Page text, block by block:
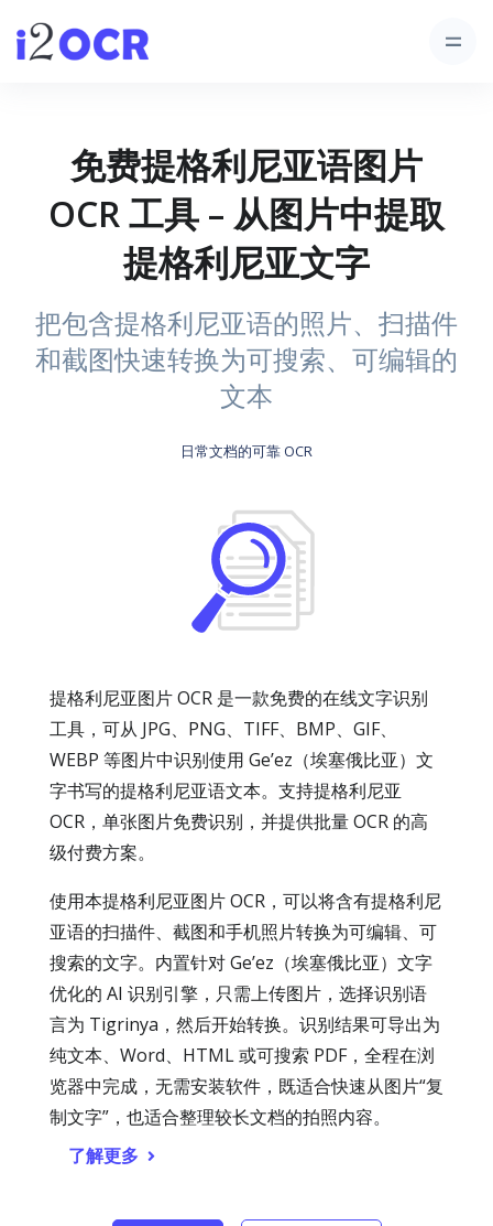
免费提格利尼亚语图片
OCR 工具 – 从图片中提取
提格利尼亚文字
把包含提格利尼亚语的照片、扫描件
和截图快速转换为可搜索、可编辑的
文本
日常文档的可靠 OCR
提格利尼亚图片 OCR 是一款免费的在线文字识别
工具，可从 JPG、PNG、TIFF、BMP、GIF、
WEBP 等图片中识别使用 Geʼez（埃塞俄比亚）文
字书写的提格利尼亚语文本。支持提格利尼亚
OCR，单张图片免费识别，并提供批量 OCR 的高
级付费方案。
使用本提格利尼亚图片 OCR，可以将含有提格利尼
亚语的扫描件、截图和手机照片转换为可编辑、可
搜索的文字。内置针对 Geʼez（埃塞俄比亚）文字
优化的 AI 识别引擎，只需上传图片，选择识别语
言为 Tigrinya，然后开始转换。识别结果可导出为
纯文本、Word、HTML 或可搜索 PDF，全程在浏
览器中完成，无需安装软件，既适合快速从图片“复
制文字”，也适合整理较长文档的拍照内容。
了解更多